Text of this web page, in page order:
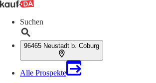
Suchen
96465 Neustadt b. Coburg
Alle Prospekte